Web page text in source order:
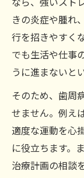
きの炎症や腫れ
行を招きやすく
でも生活や仕事
うに進まないと
そのため、歯周
せません。例え
適度な運動を心
に役立ちます。
治療計画の相談